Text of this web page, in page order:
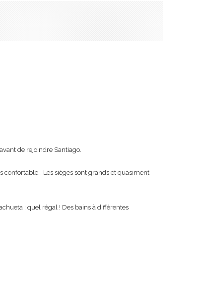
de rejoindre Santiago.
Les sièges sont grands et quasiment
: quel régal ! Des bains à différentes